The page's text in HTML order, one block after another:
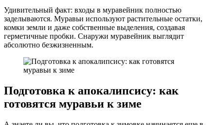
Удивительный факт: входы в муравейник полностью
заделываются. Муравьи используют растительные остатки,
комки земли и даже собственные выделения, создавая
герметичные пробки. Снаружи муравейник выглядит
абсолютно безжизненным.
Подготовка к апокалипсису: как
готовятся муравьи к зиме